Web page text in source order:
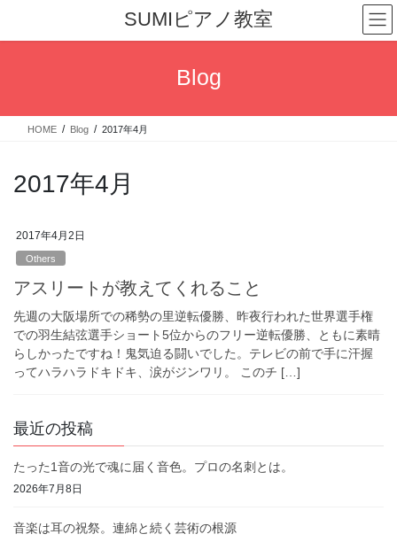
テ
ス
ゲ
ン
SUMIピアノ教室
Blog
HOME Blog 2017年4月
2017年4月
2017年4月2日
Others
アスリートが教えてくれること
先週の大阪場所での稀勢の里逆転優勝、昨夜行われた世界選手権
での羽生結弦選手ショート5位からのフリー逆転優勝、ともに素晴
らしかったですね！鬼気迫る闘いでした。テレビの前で手に汗握
ってハラハラドキドキ、涙がジンワリ。 このチ […]
最近の投稿
たった1音の光で魂に届く音色。プロの名刺とは。
2026年7月8日
音楽は耳の祝祭。連綿と続く芸術の根源